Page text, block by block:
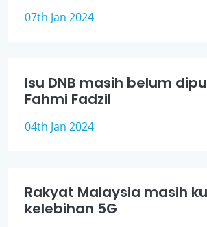
07th Jan 2024
Isu DNB masih belum
Fahmi Fadzil
04th Jan 2024
Rakyat Malaysia masih
kelebihan 5G